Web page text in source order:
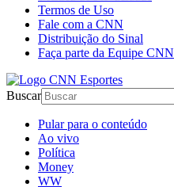
Termos de Uso
Fale com a CNN
Distribuição do Sinal
Faça parte da Equipe CNN
Buscar
Pular para o conteúdo
Ao vivo
Política
Money
WW